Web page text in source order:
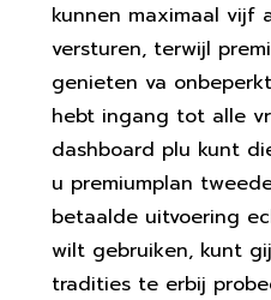
kunnen maximaal vijf
versturen, terwijl
genieten va
hebt ingang tot alle
dashboard plu kunt
u premiumplan
betaalde uitvoering
wilt gebruiken, kunt
tradities te erbij